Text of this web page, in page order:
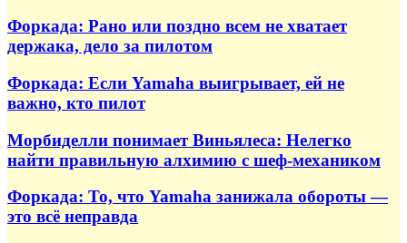
Форкада: Рано или поздно всем не хватает
держака, дело за пилотом
Форкада: Если Yamaha выигрывает, ей не
важно, кто пилот
Морбиделли понимает Виньялеса: Нелегко
найти правильную алхимию с шеф-механиком
Форкада: То, что Yamaha занижала обороты —
это всё неправда